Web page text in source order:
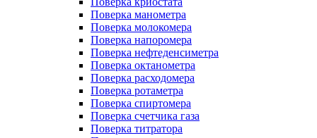
Поверка манометра
Поверка молокомера
Поверка напоромера
Поверка нефтеденсиметра
Поверка октанометра
Поверка расходомера
Поверка ротаметра
Поверка спиртомера
Поверка счетчика газа
Поверка титратора